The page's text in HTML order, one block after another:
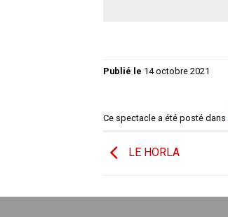
Publié le 14 octobre 2021
Ce spectacle a été posté dans .
LE HORLA